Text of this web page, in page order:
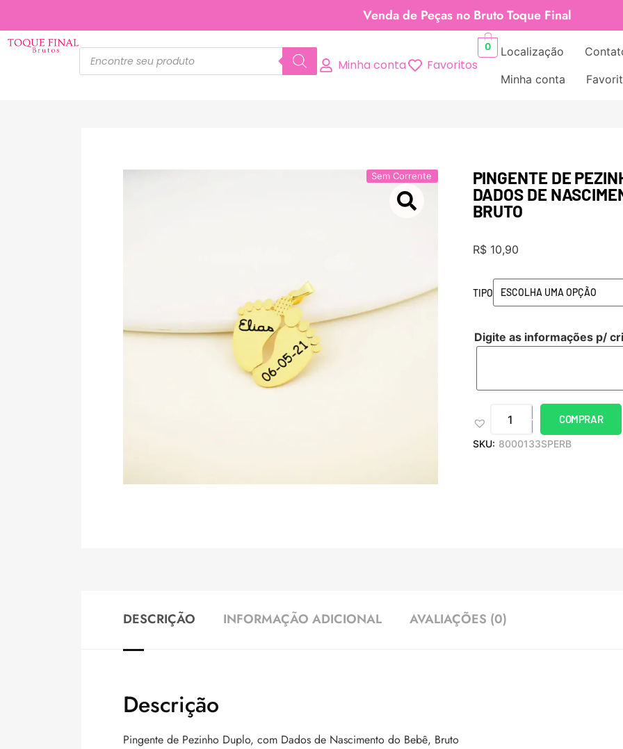
Venda de Peças no Bruto Toque Final
Minha conta Favoritos
0 Localização
Minha conta
Sem Corrente
PINGENTE DE
DADOS DE
BRUTO
R$10,90
TIPO
Digite as informações p/
COMPRAR
SKU: 8000133SPERB
DESCRIÇÃO INFORMAÇÃO ADICIONAL AVALIAÇÕES (0)
Descrição
Pingente de Pezinho Duplo, com Dados de Nascimento do Bebê, Bruto